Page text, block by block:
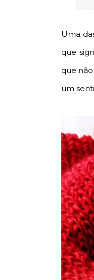
Uma
que
que
um